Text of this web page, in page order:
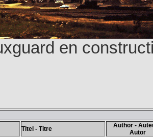
en
Titel - Titre
Author -
Autor